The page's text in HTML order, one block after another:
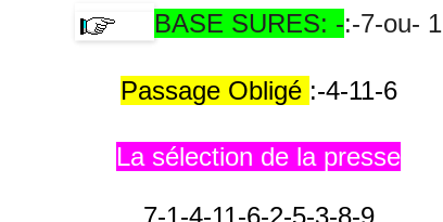
BASE SURES: -:-7-ou- 1
Passage Obligé :-4-11-6
La sélection de la presse
7-1-4-11-6-2-5-3-8-9